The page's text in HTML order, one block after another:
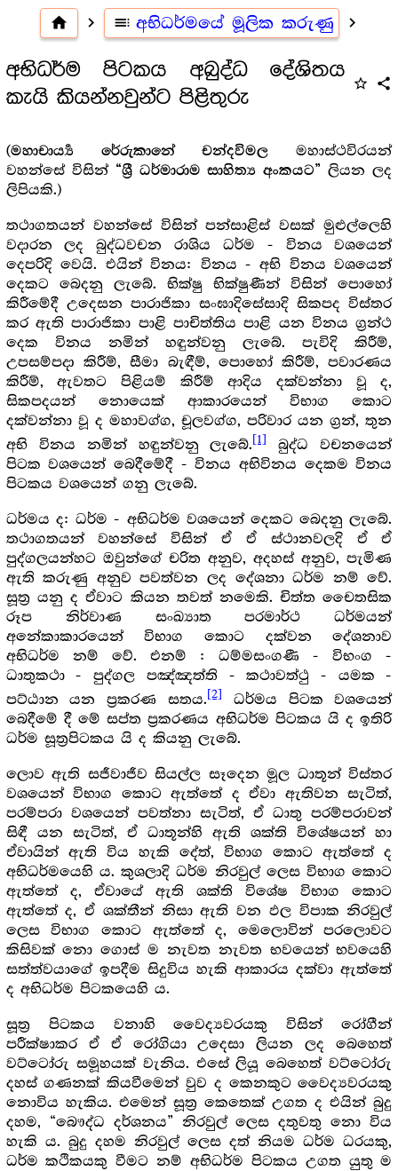
home navigate_next toc අභිධර්මයේ මූලික කරුණු navigate_next
අභිධර්ම පිටකය අබුද්ධ දේශිතය
කැයි කියන්නවුන්ට පිළිතුරු
star_outline share
(මහාචාර්‍ය්‍ය රේරුකානේ චන්දවිමලමහාස්ථවිරයන්
වහන්සේ විසින් “ශ්‍රී ධර්මාරාම සාහිත්‍ය අංකයට” ලියන ලද
ලිපියකි.)
තථාගතයන් වහන්සේ විසින් පන්සාළිස් වසක් මුළුල්ලෙහි
වදාරන ලද බුද්ධවචන රාශිය ධර්ම - විනය වශයෙන්
දෙපරිදි වෙයි. එයින් විනය: විනය - අභි විනය වශයෙන්
දෙකට බෙදනු ලැබේ. භික්ෂු භික්ෂුණීන් විසින් පොහෝ
කිරීමේදී උදෙසන පාරාජිකා සංඝාදිසේසාදි සිකපද විස්තර
කර ඇති පාරාජිකා පාළි පාචිත්තිය පාළි යන විනය ග්‍ර‍න්ථ
දෙක විනය නමින් හඳුන්වනු ලැබේ. පැවිදි කිරීම්,
උපසම්පදා කිරීම්, සීමා බැඳීම්, පොහෝ කිරීම්, පවාරණය
කිරීම්, ඇවතට පිළියම් කිරීම් ආදිය දක්වන්නා වූ ද,
සිකපදයන් නොයෙක් ආකාරයෙන් විභාග කොට
දක්වන්නා වූ ද මහාවග්ග, චූලවග්ග, පරිවාර යන ග්‍ර‍න්, තුන
අභි විනය නමින් හඳුන්වනු ලැබේ.[1]
බුද්ධ වචනයෙන්
පිටක වශයෙන් බෙදීමේදී - විනය අභිවිනය දෙකම විනය
පිටකය වශයෙන් ගනු ලැබේ.
ධර්මය ද: ධර්ම - අභිධර්ම වශයෙන් දෙකට බෙදනු ලැබේ.
තථාගතයන් වහන්සේ විසින් ඒ ඒ ස්ථානවලදි ඒ ඒ
පුද්ගලයන්හට ඔවුන්ගේ චරිත අනුව, අදහස් අනුව, පැමිණ
ඇති කරුණු අනුව පවත්වන ලද දේශනා ධර්ම නම් වේ.
සූත්‍ර‍ යනු ද ඒවාට කියන තවත් නමෙකි. චිත්ත චෛතසික
රූප නිර්වාණ සංඛ්‍යාත පරමාර්ථ ධර්මයන්
අනේකාකාරයෙන් විභාග කොට දක්වන දේශනාව
අභිධර්ම නම් වේ. එනම් : ධම්මසංගණී - විභංග -
ධාතුකථා - පුද්ගල පඤ්ඤත්ති - කථාවත්ථු - යමක -
පට්ඨාන යන ප්‍ර‍කරණ සතය.[2]
ධර්මය පිටක වශයෙන්
බෙදීමේ දී මේ සප්ත ප්‍ර‍කරණය අභිධර්ම පිටකය යි ද ඉතිරි
ධර්ම සූත්‍ර‍පිටකය යි ද කියනු ලැබේ.
ලොව ඇති සජීවාජීව සියල්ල සෑදෙන මූල ධාතූන් විස්තර
වශයෙන් විභාග කොට ඇත්තේ ද ඒවා ඇතිවන සැටිත්,
පරම්පරා වශයෙන් පවත්නා සැටිත්, ඒ ධාතු පරම්පරාවන්
සිඳී යන සැටිත්, ඒ ධාතූන්හි ඇති ශක්ති විශේෂයන් හා
ඒවායින් ඇති විය හැකි දේත්, විභාග කොට ඇත්තේ ද
අභිධර්මයෙහි ය. කුශලාදි ධර්ම නිරවුල් ලෙස විභාග කොට
ඇත්තේ ද, ඒවායේ ඇති ශක්ති විශේෂ විභාග කොට
ඇත්තේ ද, ඒ ශක්තීන් නිසා ඇති වන ඵල විපාක නිරවුල්
ලෙස විභාග කොට ඇත්තේ ද, මෙලොවින් පරලොවට
කිසිවක් නො ගොස් ම නැවත නැවත භවයෙන් භවයෙහි
සත්ත්වයාගේ ඉපදීම සිදුවිය හැකි ආකාරය දක්වා ඇත්තේ
ද අභිධර්ම පිටකයෙහි ය.
සූත්‍ර‍ පිටකය වනාහි වෛද්‍යවරයකු විසින් රෝගීන්
පරීක්ෂාකර ඒ ඒ රෝගියා උදෙසා ලියන ලද බෙහෙත්
වට්ටෝරු සමූහයක් වැනිය. එසේ ලියූ බෙහෙත් වට්ටෝරු
දහස් ගණනක් කියවීමෙන් වුව ද කෙනකුට වෛද්‍යවරයකු
නොවිය හැකිය. එමෙන් සූත්‍ර‍ කෙතෙක් උගත ද එයින් බුදු
දහම, “බෞද්ධ දර්ශනය” නිරවුල් ලෙස දතුවතු නො විය
හැකි ය. බුදු දහම නිරවුල් ලෙස දත් නියම ධර්ම ධරයකු,
ධර්ම කථිකයකු වීමට නම් අභිධර්ම පිටකය උගත යුතු ම